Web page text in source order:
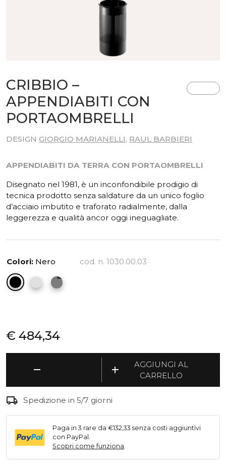
CRIBBIO –
APPENDIABITI CON
PORTAOMBRELLI
DESIGN GIORGIO MARIANELLI, RAUL BARBIERI
APPENDIABITI DA TERRA CON PORTAOMBRELLI
Disegnato nel 1981, è un inconfondibile prodigio di
tecnica prodotto senza saldature da un unico foglio
d’acciaio imbutito e traforato radialmente, dalla
leggerezza e qualità ancor oggi ineguagliate.
Colori: Nero cod. n. 1030.00.03
€ 484,34
remove
Appendiabiti
con
portaombrelli
quantità
add
AGGIUNGI AL
CARRELLO
local_shipping Spedizione in 5/7 giorni
Paga in 3 rare da €132,33 senza costi aggiuntivi
con PayPal.
Scopri come funziona.